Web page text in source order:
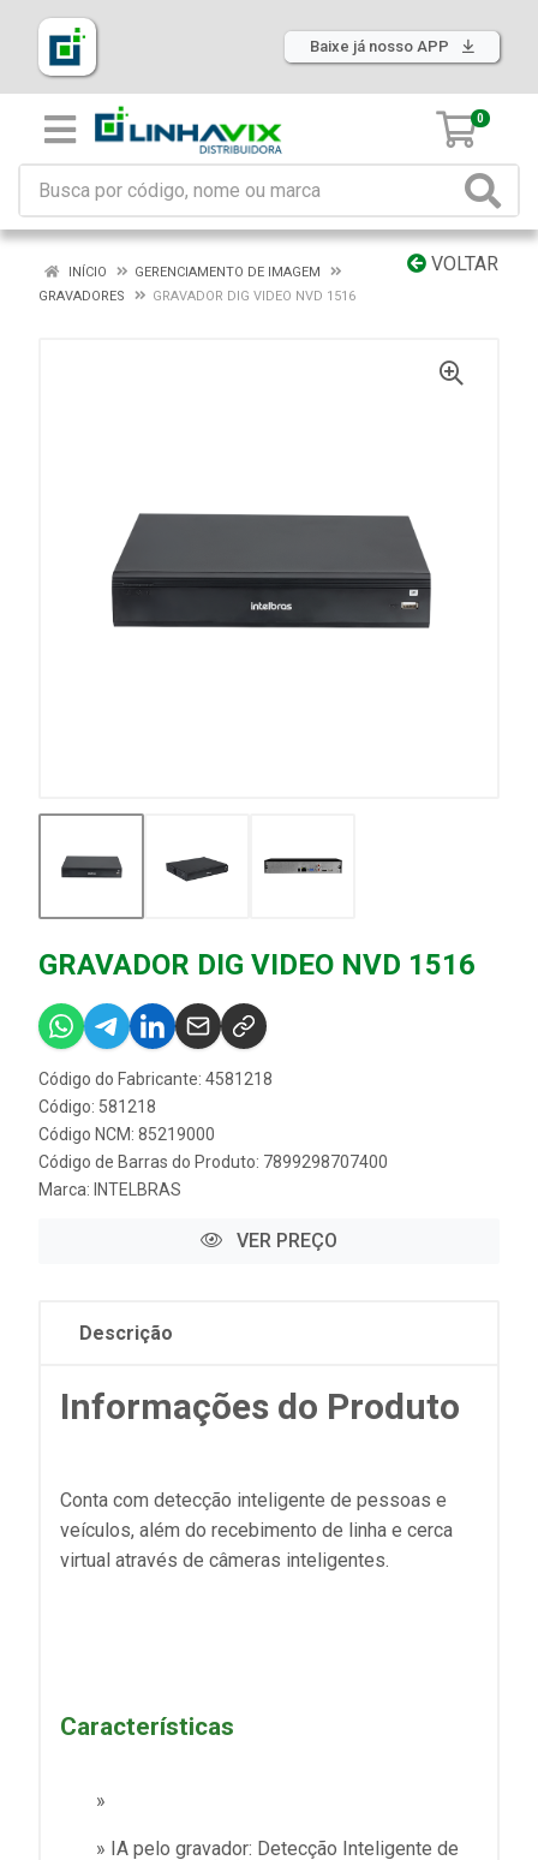
Baixe já nosso APP
0
VOLTAR
INÍCIO
GERENCIAMENTO DE IMAGEM
GRAVADORES
GRAVADOR DIG VIDEO NVD 1516
GRAVADOR DIG VIDEO NVD 1516
Código do Fabricante: 4581218
Código: 581218
Código NCM: 85219000
Código de Barras do Produto: 7899298707400
Marca: INTELBRAS
VER PREÇO
Descrição
Informações do Produto
Conta com detecção inteligente de pessoas e
veículos, além do recebimento de linha e cerca
virtual através de câmeras inteligentes.
Características
»
» IA pelo gravador: Detecção Inteligente de